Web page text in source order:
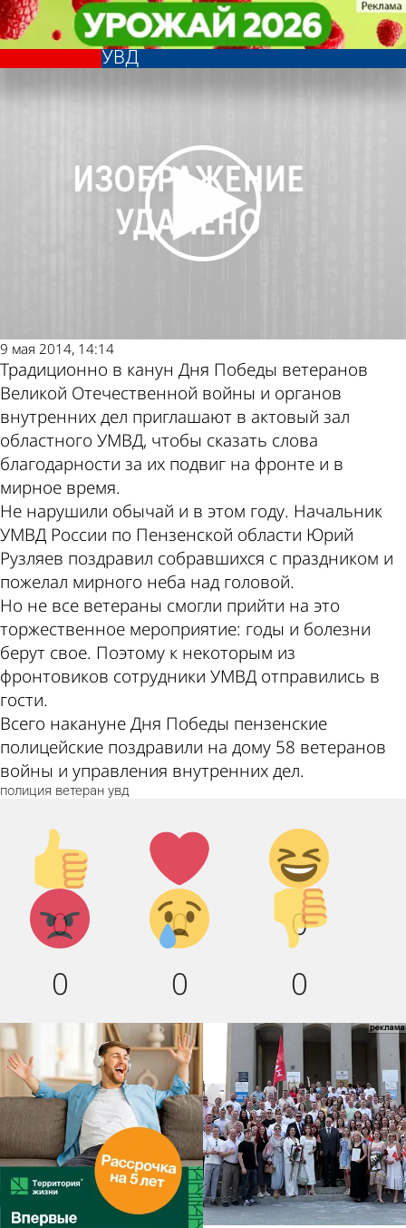
Пензенские полицейские
посетили 58 ветеранов войны и
УВД
Общество
9 мая 2014, 14:14
Традиционно в канун Дня Победы ветеранов
Великой Отечественной войны и органов
внутренних дел приглашают в актовый зал
областного УМВД, чтобы сказать слова
благодарности за их подвиг на фронте и в
мирное время.
Не нарушили обычай и в этом году. Начальник
УМВД России по Пензенской области Юрий
Рузляев поздравил собравшихся с праздником и
пожелал мирного неба над головой.
Но не все ветераны смогли прийти на это
торжественное мероприятие: годы и болезни
берут свое. Поэтому к некоторым из
фронтовиков сотрудники УМВД отправились в
гости.
Всего накануне Дня Победы пензенские
полицейские поздравили на дому 58 ветеранов
войны и управления внутренних дел.
полиция ветеран увд
Палец
вверх!
0
Лайк!
0
Дикий
смех!
0
Агрессия!
0
Грусть
:(
0
Палец
вниз!
0
Пензенские полицейские
посетили 58 ветеранов войны и
УВД
Общество
Другие новости по
теме
Погода и курсы
валют в Пензе